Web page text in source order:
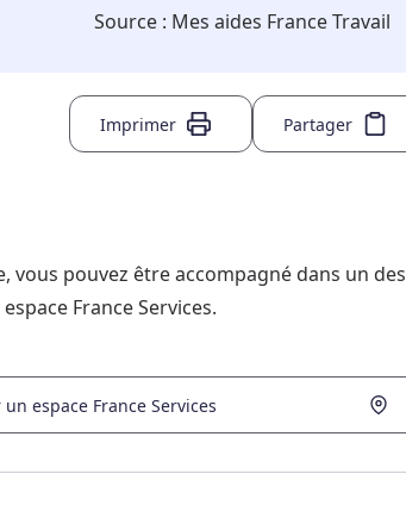
Source : Mes aides France Travail
Imprimer Partager
pouvez être accompagné dans un des
France Services.
un espace France Services